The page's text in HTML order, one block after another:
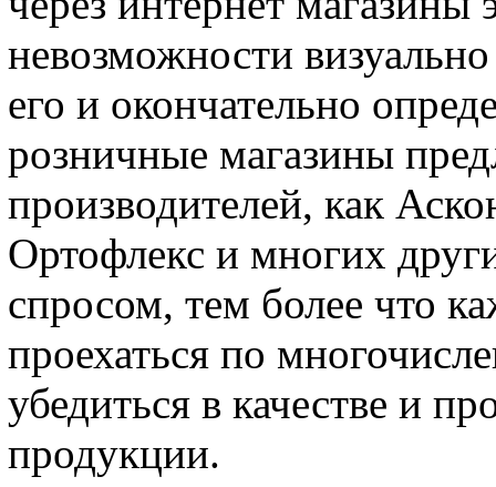
невозможности
его и окончательно
розничные магазины
производителей, как
Ортофлекс и многих
спросом, тем более что
проехаться по
убедиться в качестве и
продукции.